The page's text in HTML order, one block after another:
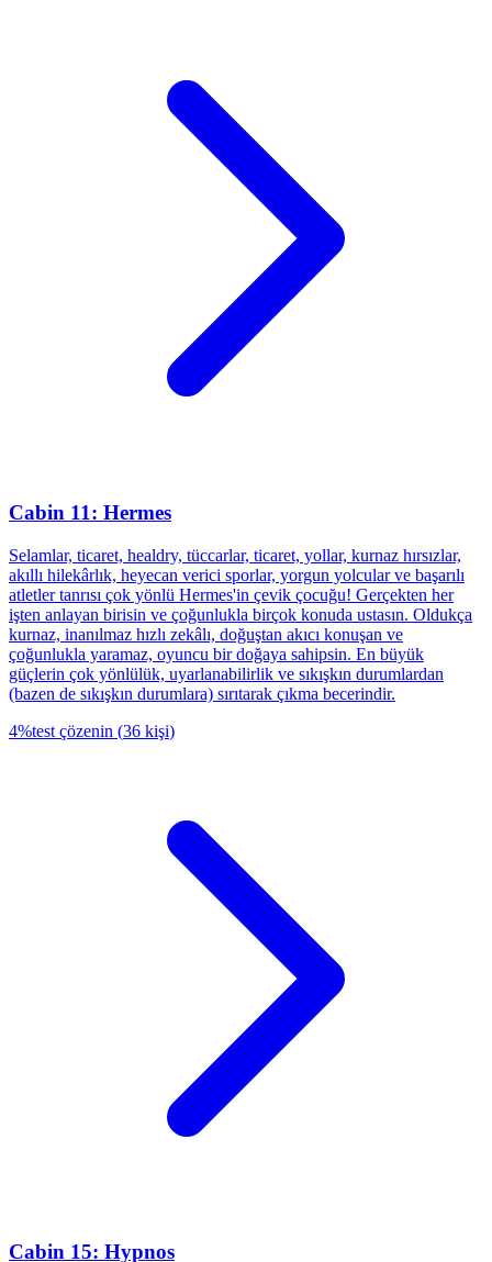
Cabin 11: Hermes
Selamlar, ticaret, healdry, tüccarlar, ticaret, yollar, kurnaz hırsızlar,
akıllı hilekârlık, heyecan verici sporlar, yorgun yolcular ve başarılı
atletler tanrısı çok yönlü Hermes'in çevik çocuğu! Gerçekten her
işten anlayan birisin ve çoğunlukla birçok konuda ustasın. Oldukça
kurnaz, inanılmaz hızlı zekâlı, doğuştan akıcı konuşan ve
çoğunlukla yaramaz, oyuncu bir doğaya sahipsin. En büyük
güçlerin çok yönlülük, uyarlanabilirlik ve sıkışkın durumlardan
(bazen de sıkışkın durumlara) sırıtarak çıkma becerindir.
4%test çözenin (36 kişi)
Cabin 15: Hypnos